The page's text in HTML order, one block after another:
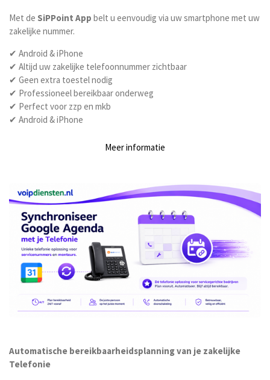
Met de SiPPoint App belt u eenvoudig via uw smartphone met uw
zakelijke nummer.
✔ Android & iPhone
✔ Altijd uw zakelijke telefoonnummer zichtbaar
✔ Geen extra toestel nodig
✔ Professioneel bereikbaar onderweg
✔ Perfect voor zzp en mkb
✔ Android & iPhone
Meer informatie
Automatische bereikbaarheidsplanning van je zakelijke
Telefonie